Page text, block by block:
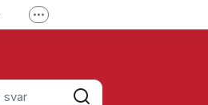
Sök
Fler supportlänkar